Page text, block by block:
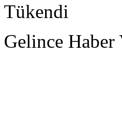
Tükendi
Gelince Haber